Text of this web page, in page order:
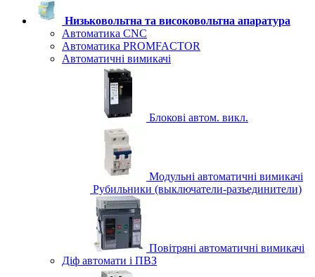
Низьковольтна та високовольтна апаратура
Автоматика CNC
Автоматика PROMFACTOR
Автоматичні вимикачі
Блокові автом. викл.
Модульні автоматичні вимикачі
Рубильники (выключатели-разъединители)
Повітряні автоматичні вимикачі
Діф автомати і ПВЗ